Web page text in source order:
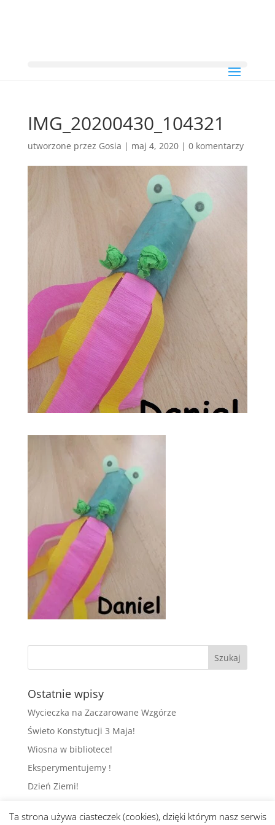
IMG_20200430_104321
utworzone przez Gosia | maj 4, 2020| 0 komentarzy
Ostatnie wpisy
Wycieczka na Zaczarowane Wzgórze
Świeto Konstytucji 3 Maja!
Wiosna w bibliotece!
Eksperymentujemy !
Dzień Ziemi!
Ta strona używa ciasteczek (cookies), dzięki którym nasz serwis